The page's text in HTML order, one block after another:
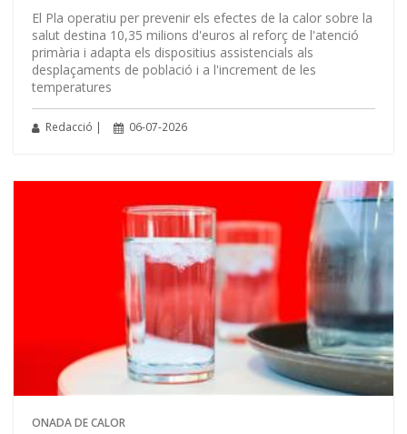
El Pla operatiu per prevenir els efectes de la calor sobre la
salut destina 10,35 milions d'euros al reforç de l'atenció
primària i adapta els dispositius assistencials als
desplaçaments de població i a l'increment de les
temperatures
Redacció | 06-07-2026
ONADA DE CALOR